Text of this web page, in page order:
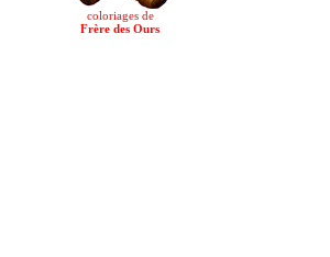
coloriages de
Frère des Ours